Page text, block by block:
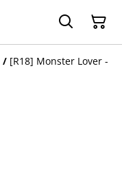
/ [R18] Monster Lover -